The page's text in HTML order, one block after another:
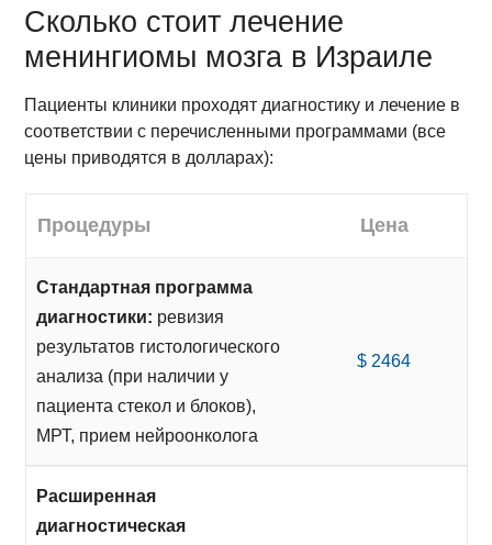
Сколько стоит лечение
менингиомы мозга в Израиле
Пациенты клиники проходят диагностику и лечение в
соответствии с перечисленными программами (все
цены приводятся в долларах):
Процедуры Цена
Стандартная программа
диагностики: ревизия
результатов гистологического
анализа (при наличии у
пациента стекол и блоков),
МРТ, прием нейроонколога
$ 2464
Расширенная
диагностическая